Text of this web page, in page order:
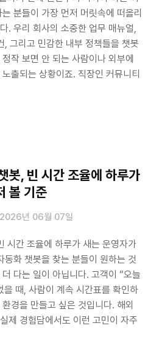
분들이 가장 먼저 머릿속에 떠올리
. 우리 회사의 소중한 업무 매뉴얼,
, 그리고 민감한 내부 정책들을 챗봇
작 보면 안 되는 사람이나 외부에
출되는 상황이죠. 직장인 커뮤니티
봇, 빈 시간 조율에 하루가
볼 기준
2026년 06월 07일
시간 조율에 하루가 새는 운영자가
동화 챗봇을 찾는 분들이 원하는 것
다는 일이 아닙니다. 고객이 “오늘
을 때, 사람이 계속 시간표를 확인하
경을 만들고 싶은 것입니다. 해외
제 경험담에서도 이런 고민이 자주